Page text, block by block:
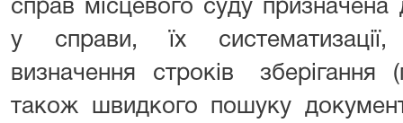
справ місцевого суду призначена
у справи, їх
визначення строків зберігання
також швидкого пошуку